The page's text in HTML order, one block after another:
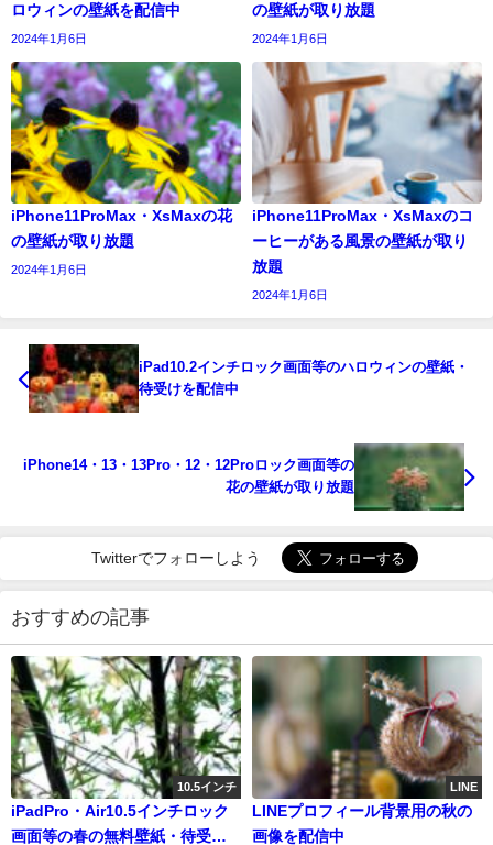
ロウィンの壁紙を配信中
2024年1月6日
の壁紙が取り放題
2024年1月6日
iPhone11ProMax・XsMaxの花
の壁紙が取り放題
2024年1月6日
iPhone11ProMax・XsMaxのコ
ーヒーがある風景の壁紙が取り
放題
2024年1月6日
iPad10.2インチロック画面等のハロウィンの壁紙・
待受けを配信中
iPhone14・13・13Pro・12・12Proロック画面等の
花の壁紙が取り放題
Twitterでフォローしよう
おすすめの記事
10.5インチ
iPadPro・Air10.5インチロック
画面等の春の無料壁紙・待受け
LINE
LINEプロフィール背景用の秋の
画像を配信中